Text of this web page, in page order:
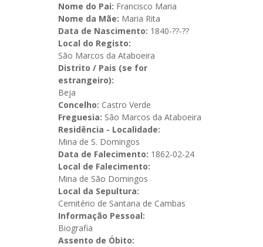
Nome do Pai: Francisco Maria
Nome da Mãe: Maria Rita
Data de Nascimento: 1840-??-??
Local do Registo:
São Marcos da Ataboeira
Distrito / Pais (se for
estrangeiro):
Beja
Concelho: Castro Verde
Freguesia: São Marcos da Ataboeira
Residência - Localidade:
Mina de S. Domingos
Data de Falecimento: 1862-02-24
Local de Falecimento:
Mina de São Domingos
Local da Sepultura:
Cemitério de Santana de Cambas
Informação Pessoal:
Biografia
Assento de Óbito: